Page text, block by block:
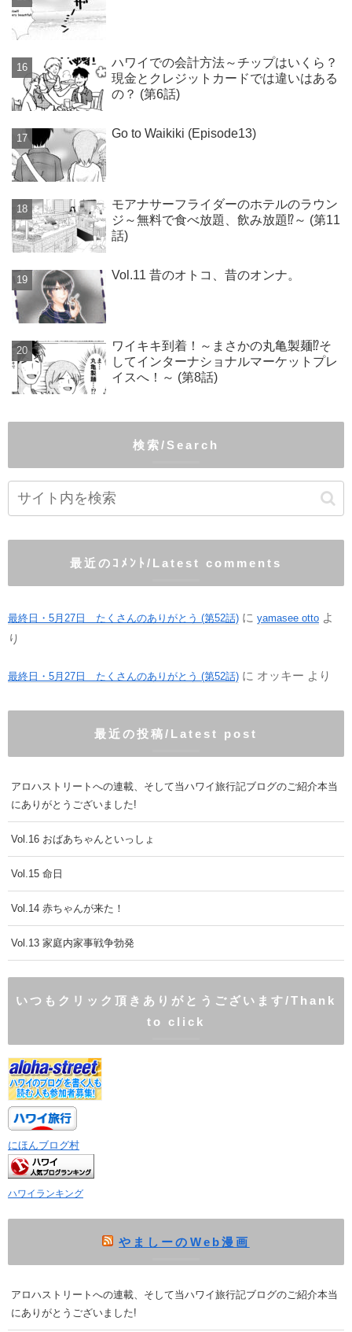
ハワイでの会計方法～チップはいくら？
現金とクレジットカードでは違いはある
の？ (第6話)
Go to Waikiki (Episode13)
モアナサーフライダーのホテルのラウン
ジ～無料で食べ放題、飲み放題⁉～ (第11
話)
Vol.11 昔のオトコ、昔のオンナ。
ワイキキ到着！～まさかの丸亀製麺⁉そ
してインターナショナルマーケットプレ
イスへ！～ (第8話)
検索/Search
最近のｺﾒﾝﾄ/Latest comments
最終日・5月27日 たくさんのありがとう (第52話) に yamasee otto よ
り
最終日・5月27日 たくさんのありがとう (第52話) に オッキー より
最近の投稿/Latest post
アロハストリートへの連載、そして当ハワイ旅行記ブログのご紹介本当
にありがとうございました!
Vol.16 おばあちゃんといっしょ
Vol.15 命日
Vol.14 赤ちゃんが来た！
Vol.13 家庭内家事戦争勃発
いつもクリック頂きありがとうございます/Thank
to click
にほんブログ村
ハワイランキング
やましーのWeb漫画
アロハストリートへの連載、そして当ハワイ旅行記ブログのご紹介本当
にありがとうございました!